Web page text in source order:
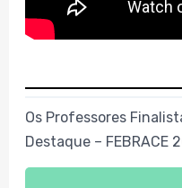
Os Professores
Destaque – FEBRACE